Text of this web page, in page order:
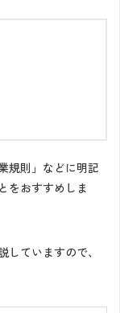
規則」などに明記
をおすすめしま
ていますので、